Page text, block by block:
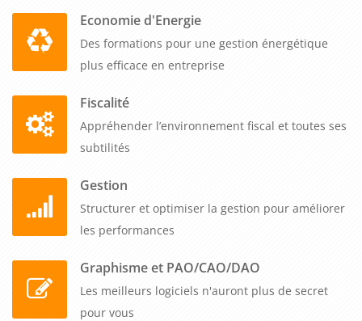
Economie d'Energie
Des formations pour une gestion énergétique
plus efficace en entreprise
Fiscalité
Appréhender l’environnement fiscal et toutes ses
subtilités
Gestion
Structurer et optimiser la gestion pour améliorer
les performances
Graphisme et PAO/CAO/DAO
Les meilleurs logiciels n'auront plus de secret
pour vous